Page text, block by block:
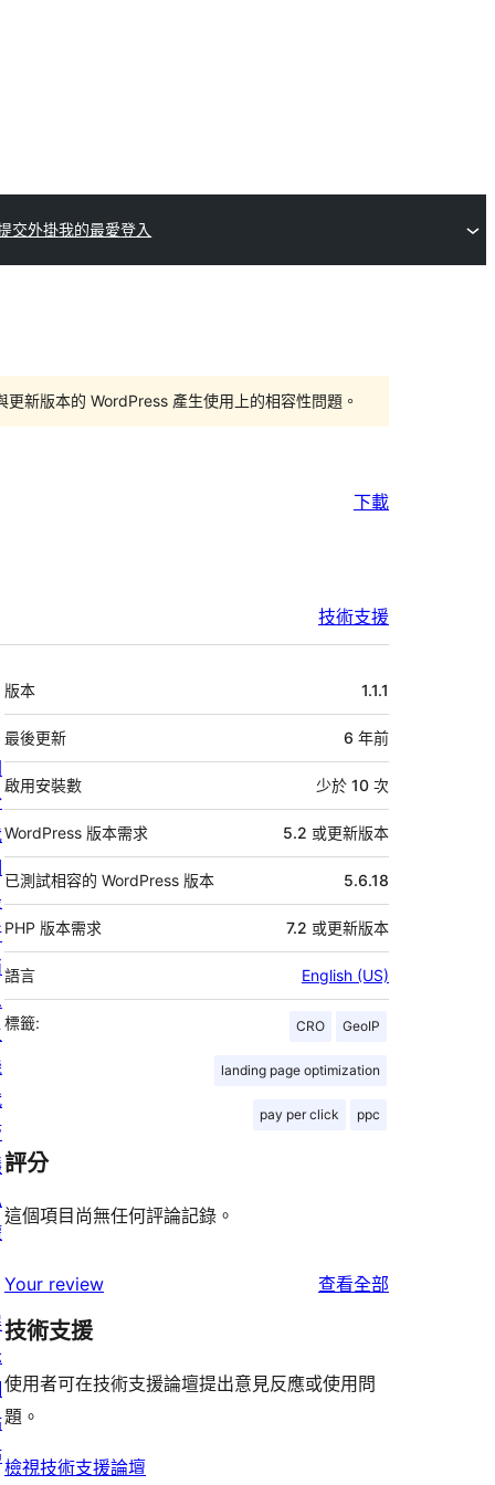
交外掛我的最愛登入
新版本的 WordPress 產生使用上的相容性問題。
下載
技術支援
中
繼
資
料
版本 1.1.1
最後更新 6 年前
啟用安裝數 少於 10 次
WordPress 版本需求 5.2 或更新版本
已測試相容的 WordPress 版本 5.6.18
PHP 版本需求 7.2 或更新版本
語言 English (US)
標籤: CRO GeoIP
landing page optimization
pay per click ppc
評分
這個項目尚無任何評論記錄。
Your review 查看全部
技術支援
使用者可在技術支援論壇提出意見反應或使用問
題。
檢視技術支援論壇